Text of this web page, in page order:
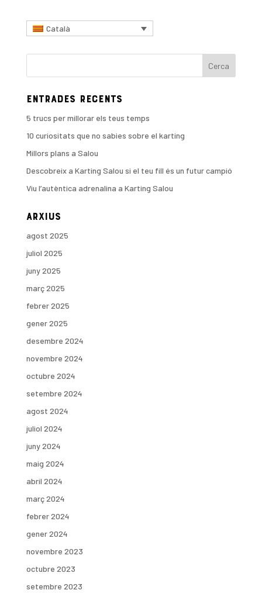
Català
Entrades recents
5 trucs per millorar els teus temps
10 curiositats que no sabies sobre el karting
Millors plans a Salou
Descobreix a Karting Salou si el teu fill és un futur campió
Viu l’autèntica adrenalina a Karting Salou
Arxius
agost 2025
juliol 2025
juny 2025
març 2025
febrer 2025
gener 2025
desembre 2024
novembre 2024
octubre 2024
setembre 2024
agost 2024
juliol 2024
juny 2024
maig 2024
abril 2024
març 2024
febrer 2024
gener 2024
novembre 2023
octubre 2023
setembre 2023